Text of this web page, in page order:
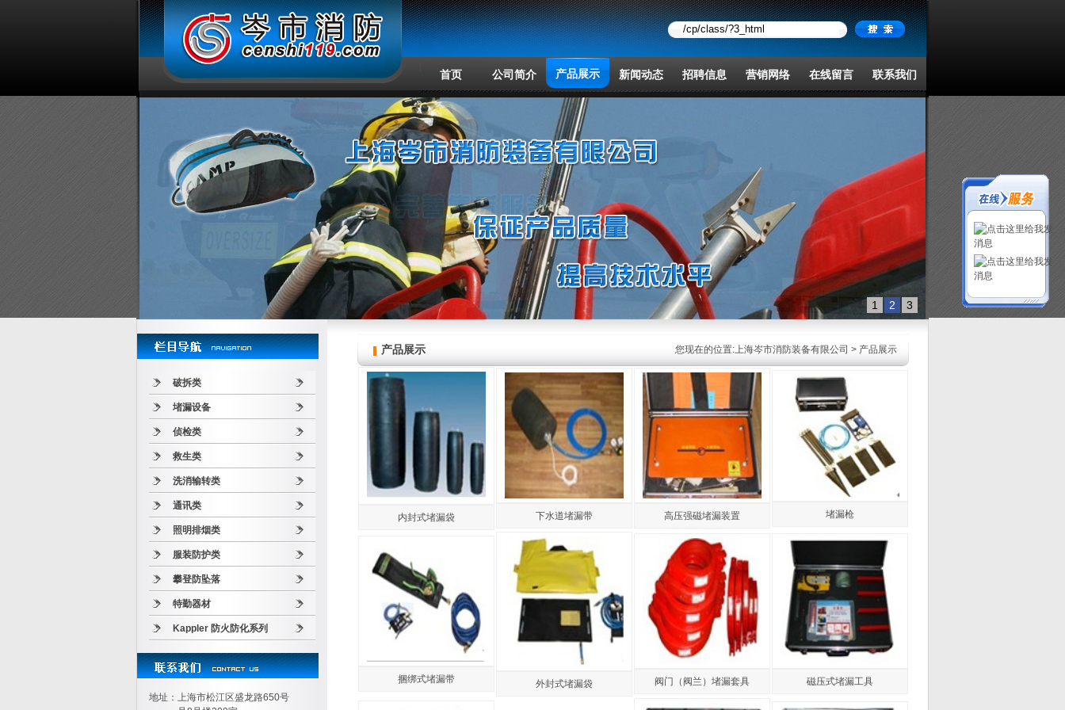
首页 公司简介 产品展示 新闻动态 招聘信息 营销网络 在线留言 联系我们
1 2 3
破拆类
堵漏设备
侦检类
救生类
洗消输转类
通讯类
照明排烟类
服装防护类
攀登防坠落
特勤器材
Kappler 防火防化系列
地址：上海市松江区盛龙路650号
产品展示 您现在的位置:上海岑市消防装备有限公司 > 产品展示
内封式堵漏袋 下水道堵漏带 高压强磁堵漏装置 堵漏枪
捆绑式堵漏带 外封式堵漏袋 阀门（阀兰）堵漏套具 磁压式堵漏工具